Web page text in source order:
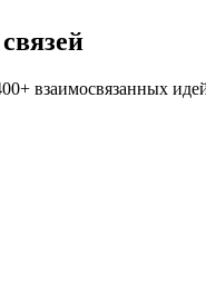
взаимосвязанных